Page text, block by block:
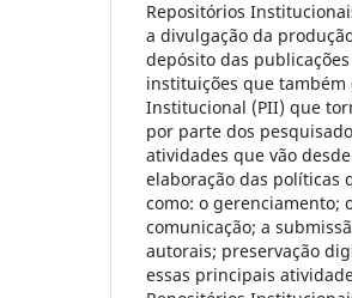
Repositórios
a divulgação da
depósito das
instituições que também
Institucional (PII) que
por parte dos
atividades que vão
elaboração das políticas
como: o gerenciamento;
comunicação; a
autorais; preservação
essas principais